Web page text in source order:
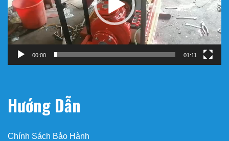
00:00 01:11
Hướng Dẫn
Chính Sách Bảo Hành